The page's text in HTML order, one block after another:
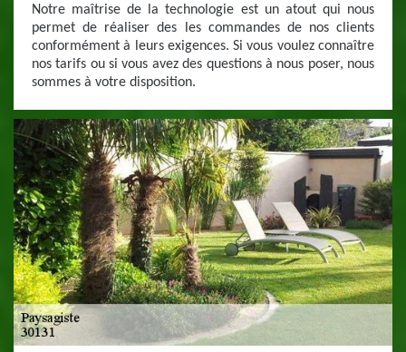
Notre maîtrise de la technologie est un atout qui nous
permet de réaliser des les commandes de nos clients
conformément à leurs exigences. Si vous voulez connaître
nos tarifs ou si vous avez des questions à nous poser, nous
sommes à votre disposition.